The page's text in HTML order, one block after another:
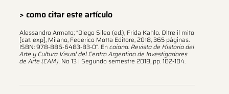
> como citar este artículo
Alessandro Armato; “Diego Sileo (ed.), Frida Kahlo. Oltre il mito
[cat. exp], Milano, Federico Motta Editore, 2018, 365 páginas.
ISBN: 978-886-6483-83-0”. Encaiana. Revista de Historia del
Arte y Cultura Visual del Centro Argentino de Investigadores
de Arte (CAIA). No 13 | Segundo semestre 2018, pp. 102-104.